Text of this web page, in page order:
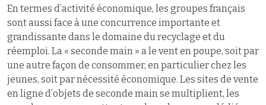
En termes d’activité économique, les groupes français
sont aussi face à une concurrence importante et
grandissante dans le domaine du recyclage et du
réemploi. La « seconde main » a le vent en poupe, soit par
une autre façon de consommer, en particulier chez les
jeunes, soit par nécessité économique. Les sites de vente
en ligne d’objets de seconde main se multiplient, les